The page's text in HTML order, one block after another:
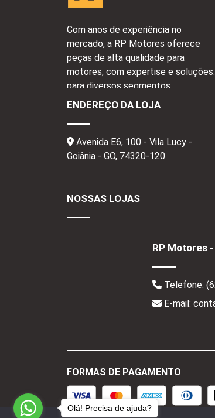
Com anos de experiência no
mercado, a RP Motores oferece
peças de alta qualidade para
motores, com expertise e soluções
para diversos segmentos.
ENDEREÇO DA LOJA
Avenida E6, 100 - Vila Lucy -
Goiânia - GO, 74320-120
NOSSAS LOJAS
RP Motores
Telefone:
E-mail:
FORMAS DE PAGAMENTO
Olá! Precisa de ajuda?